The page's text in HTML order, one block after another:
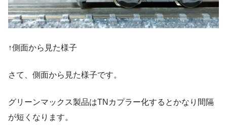
↑側面から見た様子
さて、側面から見た様子です。
グリーンマックス製品はTNカプラー化するとかなり間隔
が短くなります。